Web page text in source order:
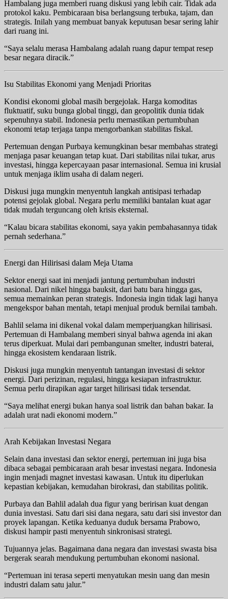
Hambalang juga memberi ruang diskusi yang lebih cair. Tidak ada
protokol kaku. Pembicaraan bisa berlangsung terbuka, tajam, dan
strategis. Inilah yang membuat banyak keputusan besar sering lahir
dari ruang ini.
“Saya selalu merasa Hambalang adalah ruang dapur tempat resep
besar negara diracik.”
Isu Stabilitas Ekonomi yang Menjadi Prioritas
Kondisi ekonomi global masih bergejolak. Harga komoditas
fluktuatif, suku bunga global tinggi, dan geopolitik dunia tidak
sepenuhnya stabil. Indonesia perlu memastikan pertumbuhan
ekonomi tetap terjaga tanpa mengorbankan stabilitas fiskal.
Pertemuan dengan Purbaya kemungkinan besar membahas strategi
menjaga pasar keuangan tetap kuat. Dari stabilitas nilai tukar, arus
investasi, hingga kepercayaan pasar internasional. Semua ini krusial
untuk menjaga iklim usaha di dalam negeri.
Diskusi juga mungkin menyentuh langkah antisipasi terhadap
potensi gejolak global. Negara perlu memiliki bantalan kuat agar
tidak mudah terguncang oleh krisis eksternal.
“Kalau bicara stabilitas ekonomi, saya yakin pembahasannya tidak
pernah sederhana.”
Energi dan Hilirisasi dalam Meja Utama
Sektor energi saat ini menjadi jantung pertumbuhan industri
nasional. Dari nikel hingga bauksit, dari batu bara hingga gas,
semua memainkan peran strategis. Indonesia ingin tidak lagi hanya
mengekspor bahan mentah, tetapi menjual produk bernilai tambah.
Bahlil selama ini dikenal vokal dalam memperjuangkan hilirisasi.
Pertemuan di Hambalang memberi sinyal bahwa agenda ini akan
terus diperkuat. Mulai dari pembangunan smelter, industri baterai,
hingga ekosistem kendaraan listrik.
Diskusi juga mungkin menyentuh tantangan investasi di sektor
energi. Dari perizinan, regulasi, hingga kesiapan infrastruktur.
Semua perlu dirapikan agar target hilirisasi tidak tersendat.
“Saya melihat energi bukan hanya soal listrik dan bahan bakar. Ia
adalah urat nadi ekonomi modern.”
Arah Kebijakan Investasi Negara
Selain dana investasi dan sektor energi, pertemuan ini juga bisa
dibaca sebagai pembicaraan arah besar investasi negara. Indonesia
ingin menjadi magnet investasi kawasan. Untuk itu diperlukan
kepastian kebijakan, kemudahan birokrasi, dan stabilitas politik.
Purbaya dan Bahlil adalah dua figur yang beririsan kuat dengan
dunia investasi. Satu dari sisi dana negara, satu dari sisi investor dan
proyek lapangan. Ketika keduanya duduk bersama Prabowo,
diskusi hampir pasti menyentuh sinkronisasi strategi.
Tujuannya jelas. Bagaimana dana negara dan investasi swasta bisa
bergerak searah mendukung pertumbuhan ekonomi nasional.
“Pertemuan ini terasa seperti menyatukan mesin uang dan mesin
industri dalam satu jalur.”